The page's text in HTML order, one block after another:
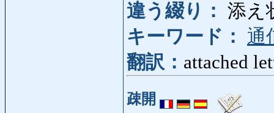
違う綴り： 添え
キーワード：
通
翻訳： attached
疎開